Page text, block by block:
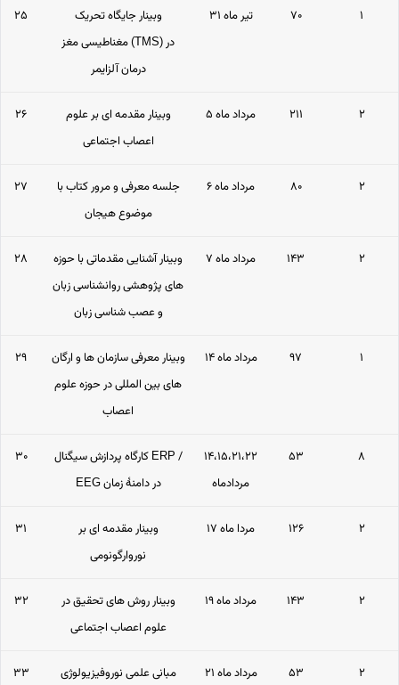
۲۵
وبینار جایگاه تحریک
مغناطیسی مغز (TMS) در
درمان آلزایمر
۳۱ تیر ماه ۷۰ ۱
۲۶
وبینار مقدمه­ ای بر علوم
اعصاب اجتماعی
۵ مرداد ماه ۲۱۱ ۲
۲۷
جلسه معرفی و مرور کتاب با
موضوع هیجان
۶ مرداد ماه ۸۰ ۲
۲۸
وبینار آشنایی مقدماتی با حوزه
های پژوهشی روانشناسی زبان
و عصب شناسی زبان
۷ مرداد ماه ۱۴۳ ۲
۲۹
وبینار معرفی سازمان ها و ارگان
های بین المللی در حوزه علوم
اعصاب
۱۴ مرداد ماه ۹۷ ۱
۳۰
کارگاه پردازش سیگنال ERP /
EEG در دامنۀ زمان
۱۴،۱۵،۲۱،۲۲
مردادماه
۵۳ ۸
۳۱
وبینار مقدمه­ ای بر
نوروارگونومی
۱۷ مردا ماه ۱۲۶ ۲
۳۲
وبینار روش های تحقیق در
علوم اعصاب اجتماعی
۱۹ مرداد ماه ۱۴۳ ۲
۳۳
مبانی علمی نوروفیزیولوژی
۲۱ مرداد ماه ۵۳ ۲